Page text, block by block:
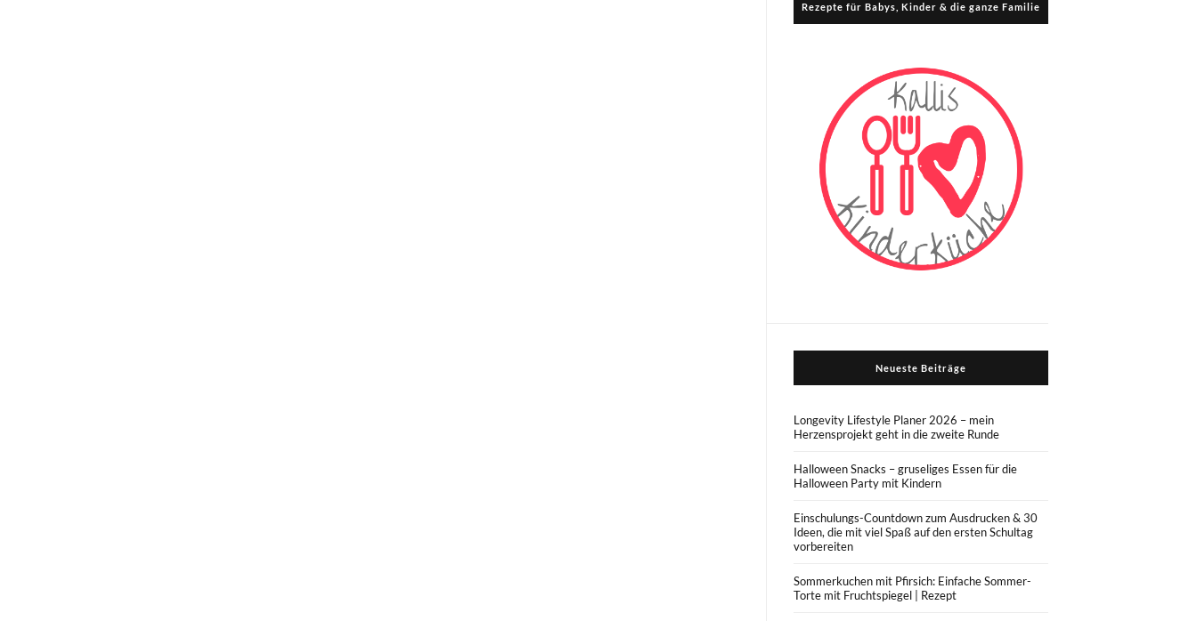
Rezepte für Babys, Kinder & die ganze Familie
Neueste Beiträge
Longevity Lifestyle Planer 2026 – mein
Herzensprojekt geht in die zweite Runde
Halloween Snacks – gruseliges Essen für die
Halloween Party mit Kindern
Einschulungs-Countdown zum Ausdrucken & 30
Ideen, die mit viel Spaß auf den ersten Schultag
vorbereiten
Sommerkuchen mit Pfirsich: Einfache Sommer-
Torte mit Fruchtspiegel | Rezept